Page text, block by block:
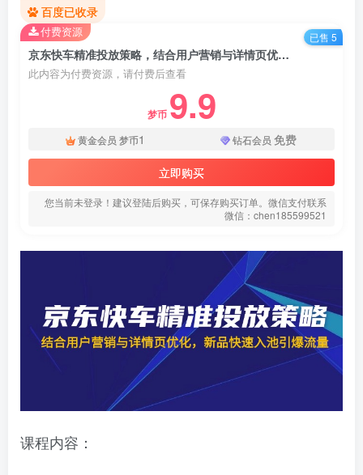
百度已收录
京东快车精准投放策略，结合用户营销与详情页优化，新品快速入池引爆流量
此内容为付费资源，请付费后查看
梦币 9.9
黄金会员 梦币1 钻石会员 免费
立即购买
您当前未登录！建议登陆后购买，可保存购买订单。微信支付联系
微信：chen185599521
付费资源 已售 5
课程内容：
其它方式登录 注册